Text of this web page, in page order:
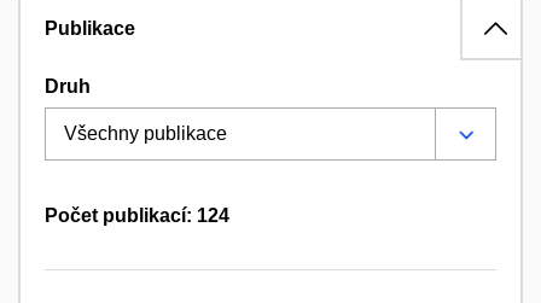
Publikace
Druh
Počet publikací: 124